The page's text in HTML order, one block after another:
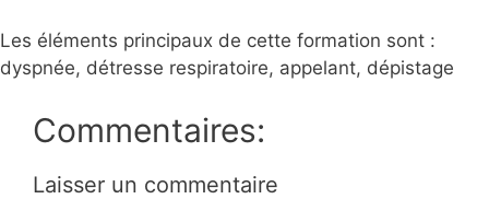
Les éléments principaux de cette formation sont :
dyspnée, détresse respiratoire, appelant, dépistage
Commentaires:
Laisser un commentaire